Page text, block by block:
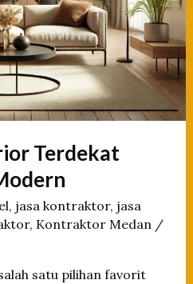
Terdekat
, jasa kontraktor, jasa
, Kontraktor Medan /
satu pilihan favorit